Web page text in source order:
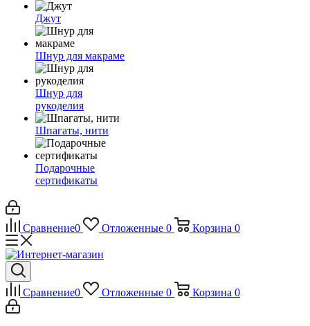
Джут
Шнур для макраме
Шнур для
рукоделия
Шпагаты, нити
Подарочные
сертификаты
Сравнение0 Отложенные 0 Корзина 0
Сравнение0 Отложенные 0 Корзина 0